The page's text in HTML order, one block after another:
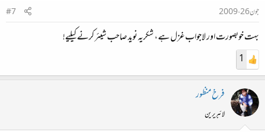
جون 26، 2009
#7
بہت خوبصورت اور لاجواب غزل ہے، شکریہ نوید صاحب شیئر کرنے کیلیے!
1
فرخ منظور
لائبریرین